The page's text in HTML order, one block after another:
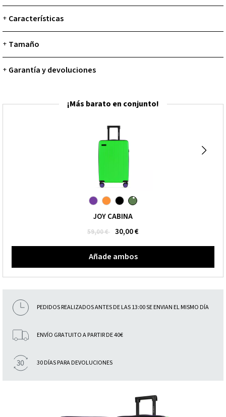
+ Características
+ Tamaño
+ Garantía y devoluciones
¡Más barato en conjunto!
JOY CABINA
59,00 € 30,00 €
Añade ambos
PEDIDOS REALIZADOS ANTES DE LAS 13:00 SE ENVIAN EL MISMO DÍA
ENVÍO GRATUITO A PARTIR DE 40€
30 DÍAS PARA DEVOLUCIONES